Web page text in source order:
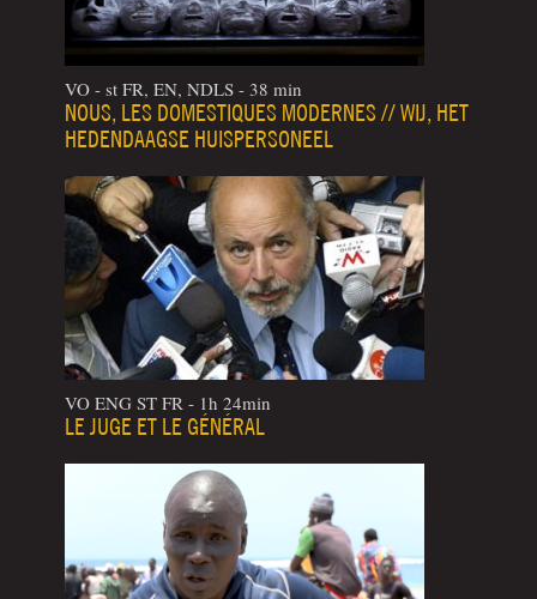
VO - st FR, EN, NDLS - 38 min
NOUS, LES DOMESTIQUES MODERNES // WIJ, HET
HEDENDAAGSE HUISPERSONEEL
VO ENG ST FR - 1h 24min
LE JUGE ET LE GÉNÉRAL